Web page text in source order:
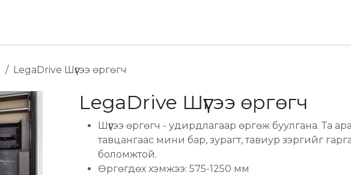
LegaDrive Шүүгээ өргөгч
LegaDrive Шүүгээ өргөгч
Шүүгээ өргөгч - удирдлагаар өргөж буулгана. Та
тавцангаас мини бар, зурагт, тавиур зэргийг
боломжтой.
Өргөгдөх хэмжээ: 575-1250 мм